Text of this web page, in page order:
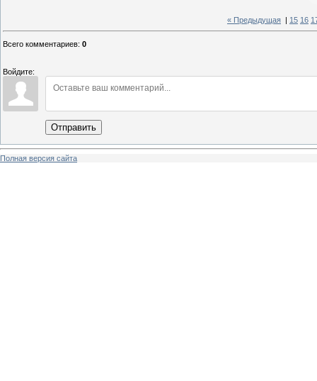
« Предыдущая 15 16
Всего комментариев: 0
Войдите:
Отправить
Полная версия сайта